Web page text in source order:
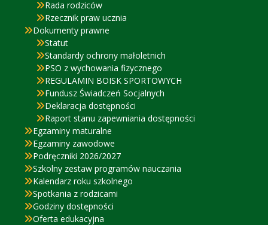
Rada rodziców
Rzecznik praw ucznia
Dokumenty prawne
Statut
Standardy ochrony małoletnich
PSO z wychowania fizycznego
REGULAMIN BOISK SPORTOWYCH
Fundusz Świadczeń Socjalnych
Deklaracja dostępności
Raport stanu zapewniania dostępności
Egzaminy maturalne
Egzaminy zawodowe
Podręczniki 2026/2027
Szkolny zestaw programów nauczania
Kalendarz roku szkolnego
Spotkania z rodzicami
Godziny dostępności
Oferta edukacyjna